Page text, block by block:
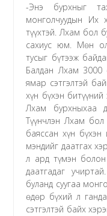
-Энэ бурхныг
монголчуудын Их
түүхтэй. Лхам бол
сахиус юм. Мөн
тусыг бүтээж
Балдан Лхам 3000
ямар сэтгэлтэй
хүн бүхэн
Лхам бурхныхаа
Түүнчлэн Лхам
баяссан хүн бүхэн
мэндийг даатгах
л ард түмэн
даатгадаг
буланд суугаа
өдөр бүхий л
сэтгэлтэй байх